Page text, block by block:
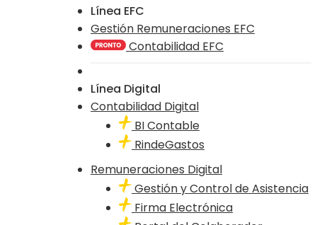
Línea EFC
Gestión Remuneraciones EFC
Contabilidad EFC
Línea Digital
Contabilidad Digital
BI Contable
RindeGastos
Remuneraciones Digital
Gestión y Control de Asistencia
Firma Electrónica